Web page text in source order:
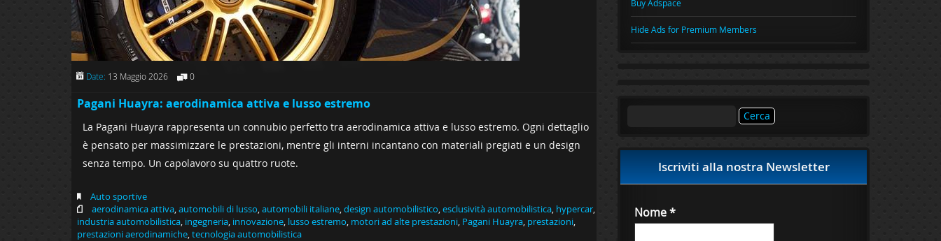
Date: 13 Maggio 2026 0
Pagani Huayra: aerodinamica attiva e lusso estremo
La Pagani Huayra rappresenta un connubio perfetto tra aerodinamica attiva e lusso estremo. Ogni dettaglio
è pensato per massimizzare le prestazioni, mentre gli interni incantano con materiali pregiati e un design
senza tempo. Un capolavoro su quattro ruote.
Auto sportive
aerodinamica attiva,automobili di lusso,automobili italiane,design automobilistico,esclusività automobilistica, hypercar,
industria automobilistica, ingegneria, innovazione, lusso estremo, motori ad alte prestazioni, Pagani Huayra, prestazioni,
prestazioni aerodinamiche,tecnologia automobilistica
Buy Adspace
Hide Ads for Premium Members
Iscriviti alla nostra Newsletter
Nome*